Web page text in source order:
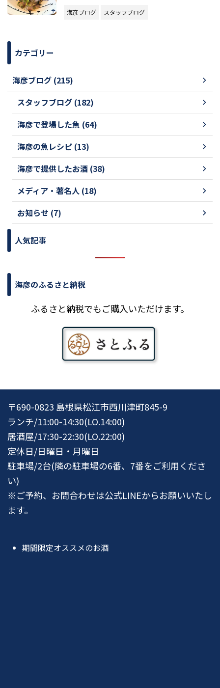
海彦ブログ スタッフブログ
カテゴリー
海彦ブログ (215)
スタッフブログ (182)
海彦で登場した魚 (64)
海彦の魚レシピ (13)
海彦で提供したお酒 (38)
メディア・著名人 (18)
お知らせ (7)
人気記事
海彦のふるさと納税
ふるさと納税でもご購入いただけます。
〒690-0823 島根県松江市西川津町845-9
ランチ/11:00-14:30(LO.14:00)
居酒屋/17:30-22:30(LO.22:00)
定休日/日曜日・月曜日
駐車場/2台(隣の駐車場の6番、7番をご利用くださ
い)
※ご予約、お問合わせは公式LINEからお願いいたし
ます。
期間限定オススメのお酒